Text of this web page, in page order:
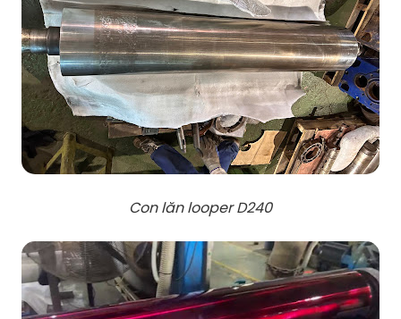
Con lăn looper D240